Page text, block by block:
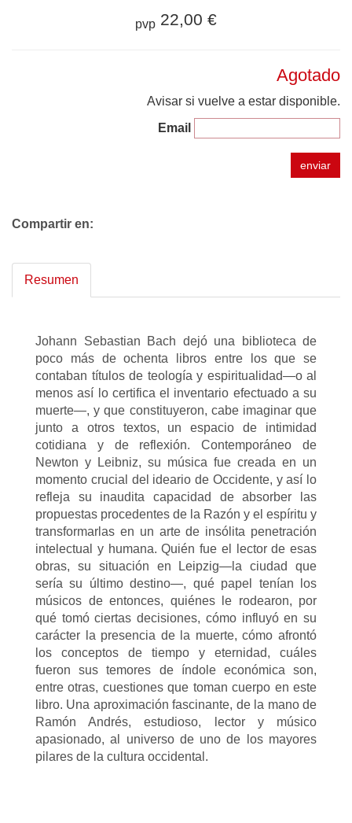
pvp 22,00 €
Agotado
Avisar si vuelve a estar disponible.
Email
enviar
Compartir en:
Resumen
Johann Sebastian Bach dejó una biblioteca de
poco más de ochenta libros entre los que se
contaban títulos de teología y espiritualidad—o al
menos así lo certifica el inventario efectuado a su
muerte—, y que constituyeron, cabe imaginar que
junto a otros textos, un espacio de intimidad
cotidiana y de reflexión. Contemporáneo de
Newton y Leibniz, su música fue creada en un
momento crucial del ideario de Occidente, y así lo
refleja su inaudita capacidad de absorber las
propuestas procedentes de la Razón y el espíritu y
transformarlas en un arte de insólita penetración
intelectual y humana. Quién fue el lector de esas
obras, su situación en Leipzig—la ciudad que
sería su último destino—, qué papel tenían los
músicos de entonces, quiénes le rodearon, por
qué tomó ciertas decisiones, cómo influyó en su
carácter la presencia de la muerte, cómo afrontó
los conceptos de tiempo y eternidad, cuáles
fueron sus temores de índole económica son,
entre otras, cuestiones que toman cuerpo en este
libro. Una aproximación fascinante, de la mano de
Ramón Andrés, estudioso, lector y músico
apasionado, al universo de uno de los mayores
pilares de la cultura occidental.